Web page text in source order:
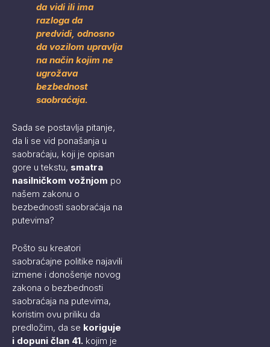
da vidi ili ima
razloga da
predvidi, odnosno
da vozilom upravlja
na način kojim ne
ugrožava
bezbednost
saobraćaja.
Sada se postavlja pitanje,
da li se vid ponašanja u
saobraćaju, koji je opisan
gore u tekstu, smatra
nasilničkom vožnjom po
našem zakonu o
bezbednosti saobraćaja na
putevima?
Pošto su kreatori
saobraćajne politike najavili
izmene i donošenje novog
zakona o bezbednosti
saobraćaja na putevima,
koristim ovu priliku da
predložim, da se koriguje
i dopuni član 41. kojim je